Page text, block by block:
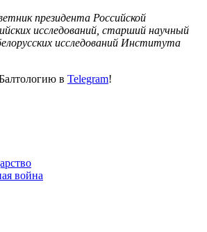
президента Российской
исследований, старший научный
исследований Института
в Telegram!
война